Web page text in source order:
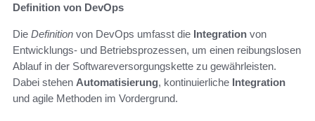
Definition von DevOps
Die Definition von DevOps umfasst die Integration von
Entwicklungs- und Betriebsprozessen, um einen reibungslosen
Ablauf in der Softwareversorgungskette zu gewährleisten.
Dabei stehen Automatisierung, kontinuierliche Integration
und agile Methoden im Vordergrund.